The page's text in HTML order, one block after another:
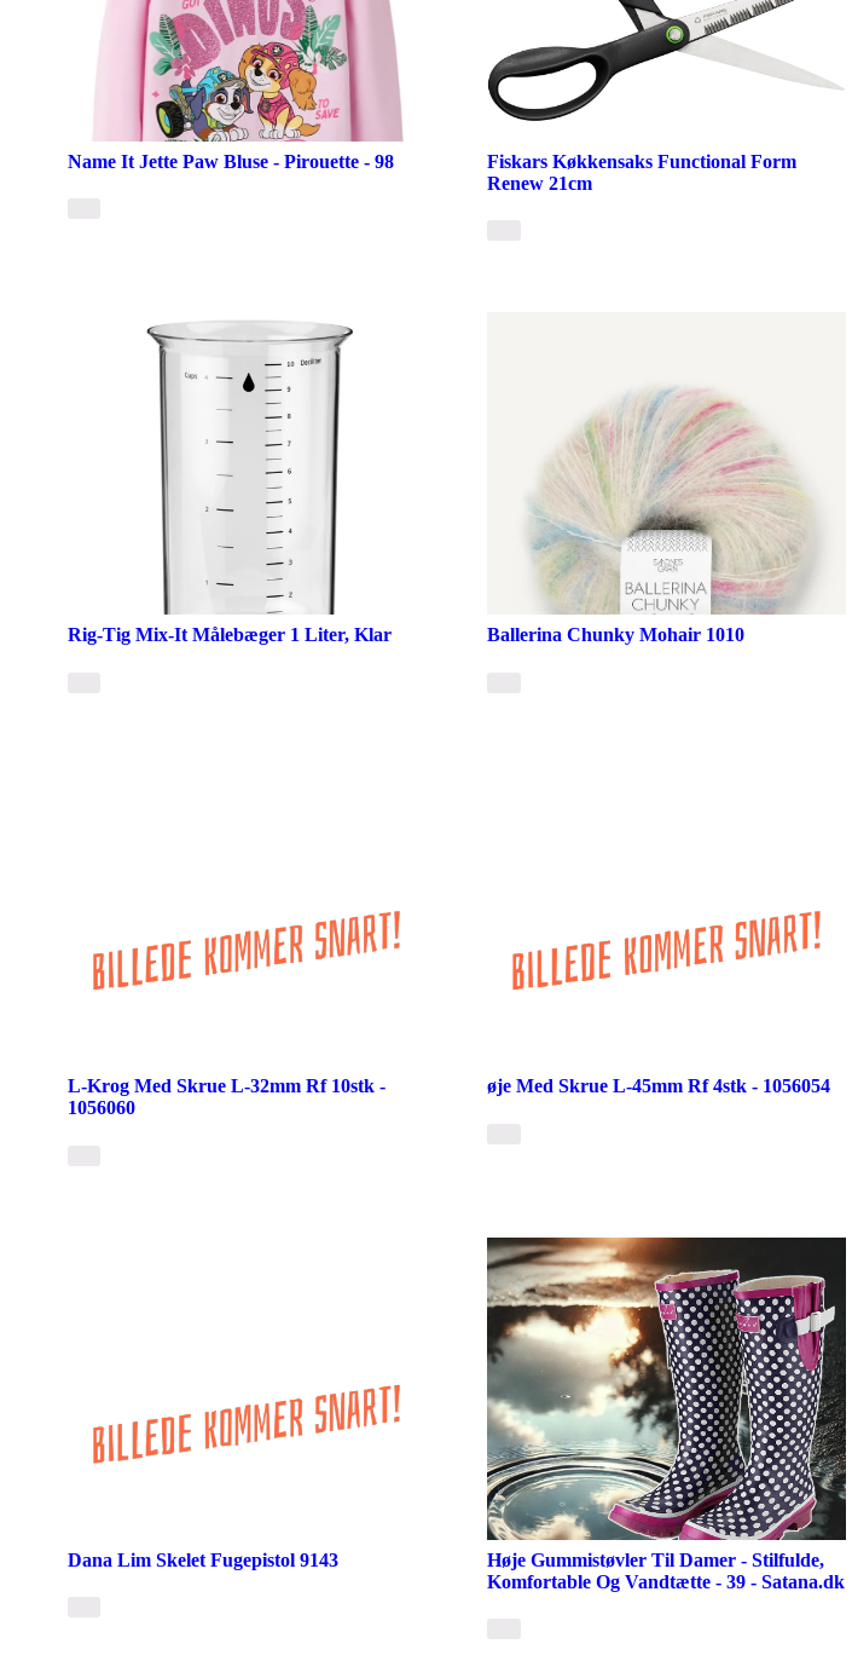
Name It Jette Paw Bluse - Pirouette - 98
Fiskars Køkkensaks Functional Form
Renew 21cm
Rig-Tig Mix-It Målebæger 1 Liter, Klar Ballerina Chunky Mohair 1010
L-Krog Med Skrue L-32mm Rf 10stk -
1056060
øje Med Skrue L-45mm Rf 4stk - 1056054
Dana Lim Skelet Fugepistol 9143
Høje Gummistøvler Til Damer - Stilfulde,
Komfortable Og Vandtætte - 39 - Satana.dk